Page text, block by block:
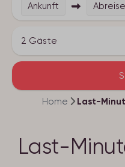
Ankunft Abreise
2 Gäste
Home Last-
Last-